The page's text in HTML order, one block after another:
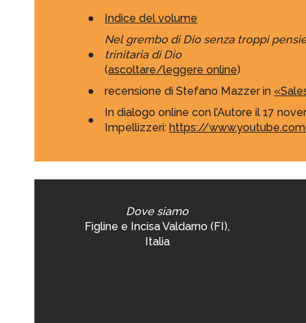
Indice del volume
Nel grembo di Dio senza troppi
trinitaria di Dio
(ascoltare/leggere online)
recensione di Stefano Mazzer in
In dialogo online con l’Autore il 17
Impellizzeri: https://
Dove siamo
Figline e Incisa Valdarno (FI),
Italia